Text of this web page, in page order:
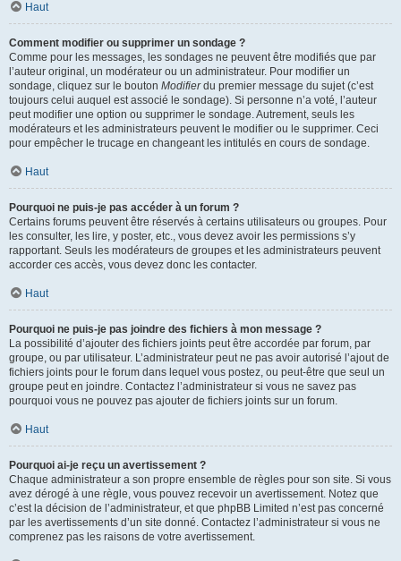
Haut
Comment modifier ou supprimer un sondage ?
Comme pour les messages, les sondages ne peuvent être modifiés que par
l’auteur original, un modérateur ou un administrateur. Pour modifier un
sondage, cliquez sur le bouton Modifierdu premier message du sujet (c’est
toujours celui auquel est associé le sondage). Si personne n’a voté, l’auteur
peut modifier une option ou supprimer le sondage. Autrement, seuls les
modérateurs et les administrateurs peuvent le modifier ou le supprimer. Ceci
pour empêcher le trucage en changeant les intitulés en cours de sondage.
Haut
Pourquoi ne puis-je pas accéder à un forum ?
Certains forums peuvent être réservés à certains utilisateurs ou groupes. Pour
les consulter, les lire, y poster, etc., vous devez avoir les permissions s’y
rapportant. Seuls les modérateurs de groupes et les administrateurs peuvent
accorder ces accès, vous devez donc les contacter.
Haut
Pourquoi ne puis-je pas joindre des fichiers à mon message ?
La possibilité d’ajouter des fichiers joints peut être accordée par forum, par
groupe, ou par utilisateur. L’administrateur peut ne pas avoir autorisé l’ajout de
fichiers joints pour le forum dans lequel vous postez, ou peut-être que seul un
groupe peut en joindre. Contactez l’administrateur si vous ne savez pas
pourquoi vous ne pouvez pas ajouter de fichiers joints sur un forum.
Haut
Pourquoi ai-je reçu un avertissement ?
Chaque administrateur a son propre ensemble de règles pour son site. Si vous
avez dérogé à une règle, vous pouvez recevoir un avertissement. Notez que
c’est la décision de l’administrateur, et que phpBB Limited n’est pas concerné
par les avertissements d’un site donné. Contactez l’administrateur si vous ne
comprenez pas les raisons de votre avertissement.